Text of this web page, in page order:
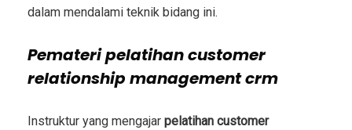
dalam mendalami teknik bidang ini.
Pemateripelatihan customer
relationship management crm
Instruktur yang mengajar pelatihan customer